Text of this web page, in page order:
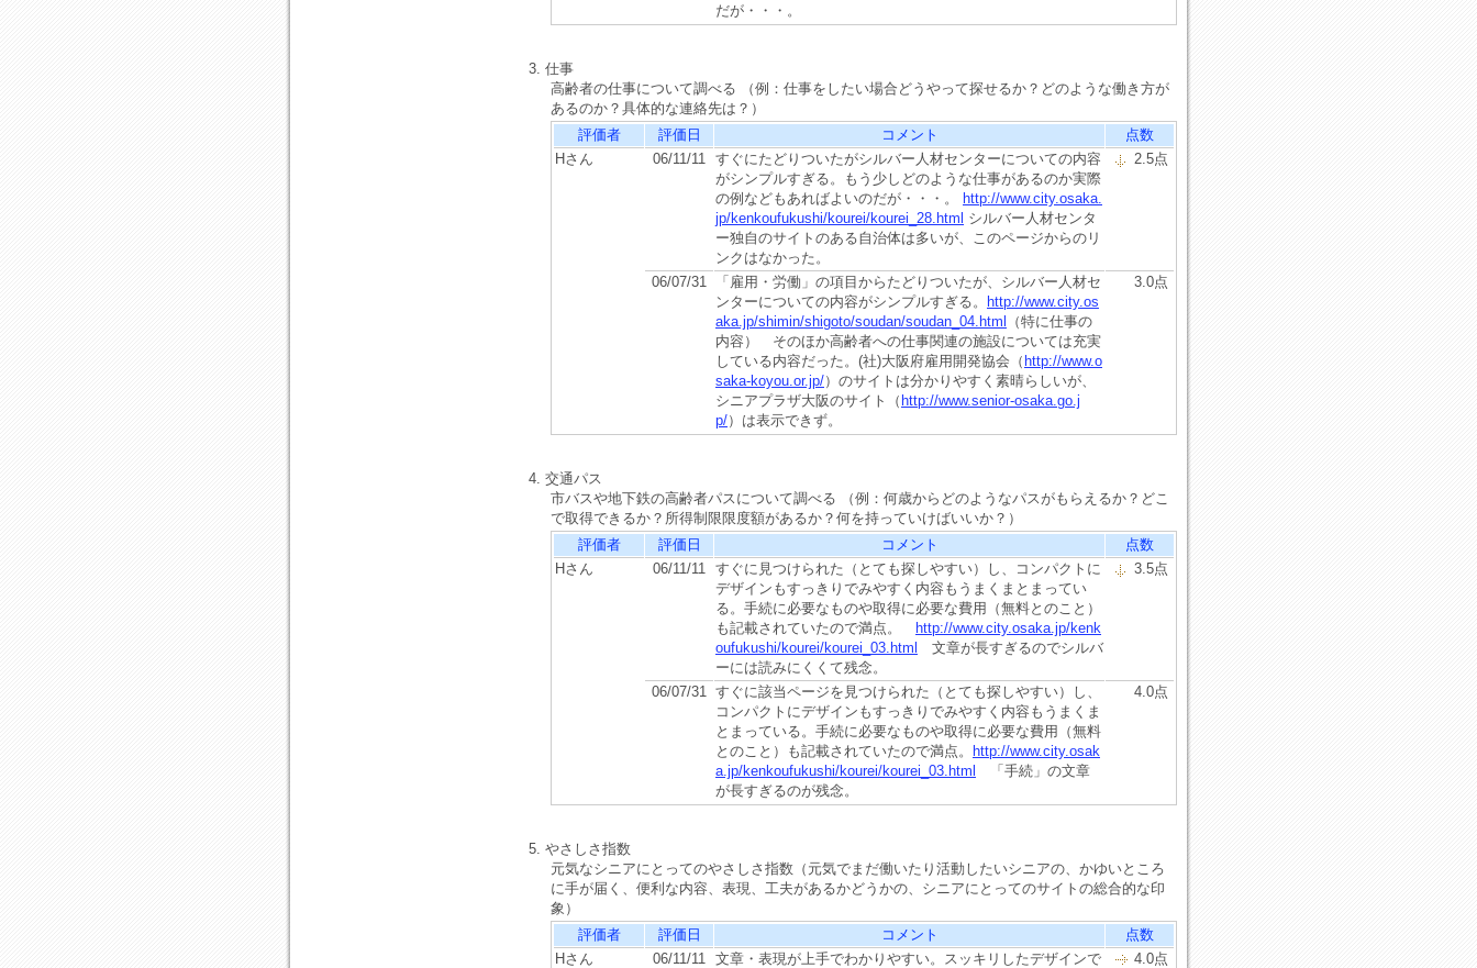
だが・・・。
3. 仕事
高齢者の仕事について調べる （例：仕事をしたい場合どうやって探せるか？どのような働き方が
あるのか？具体的な連絡先は？）
評価者
評価日 コメント
点数
Hさん
06/11/11 すぐにたどりついたがシルバー人材センターについての内容
がシンプルすぎる。もう少しどのような仕事があるのか実際
の例などもあればよいのだが・・・。
http://www.city.osaka.
jp/kenkoufukushi/kourei/kourei_28.html シルバー人材センタ
ー独自のサイトのある自治体は多いが、このページからのリ
ンクはなかった。
2.5点
06/07/31
「雇用・労働」の項目からたどりついたが、シルバー人材セ
ンターについての内容がシンプルすぎる。
http://www.city.os
aka.jp/shimin/shigoto/soudan/soudan_04.html
（特に仕事の
内容） そのほか高齢者への仕事関連の施設については充実
している内容だった。(社)大阪府雇用開発協会（ http://www.o
saka-koyou.or.jp/）のサイトは分かりやすく素晴らしいが、
シニアプラザ大阪のサイト（ http://www.senior-osaka.go.j
p/）は表示できず。
3.0点
4. 交通パス
市バスや地下鉄の高齢者パスについて調べる （例：何歳からどのようなパスがもらえるか？どこ
で取得できるか？所得制限限度額があるか？何を持っていけばいいか？）
評価者
評価日 コメント
点数
Hさん
06/11/11 すぐに見つけられた（とても探しやすい）し、コンパクトに
デザインもすっきりでみやすく内容もうまくまとまってい
る。手続に必要なものや取得に必要な費用（無料とのこと）
も記載されていたので満点。
http://www.city.osaka.jp/kenk
oufukushi/kourei/kourei_03.html
文章が長すぎるのでシルバ
ーには読みにくくて残念。
3.5点
06/07/31 すぐに該当ページを見つけられた（とても探しやすい）し、
コンパクトにデザインもすっきりでみやすく内容もうまくま
とまっている。手続に必要なものや取得に必要な費用（無料
とのこと）も記載されていたので満点。
http://www.city.osak
a.jp/kenkoufukushi/kourei/kourei_03.html
「手続」の文章
が長すぎるのが残念。
4.0点
5. やさしさ指数
元気なシニアにとってのやさしさ指数（元気でまだ働いたり活動したいシニアの、かゆいところ
に手が届く、便利な内容、表現、工夫があるかどうかの、シニアにとってのサイトの総合的な印
象）
評価者
評価日 コメント
点数
Hさん
06/11/11 文章・表現が上手でわかりやすい。スッキリしたデザインで
4.0点